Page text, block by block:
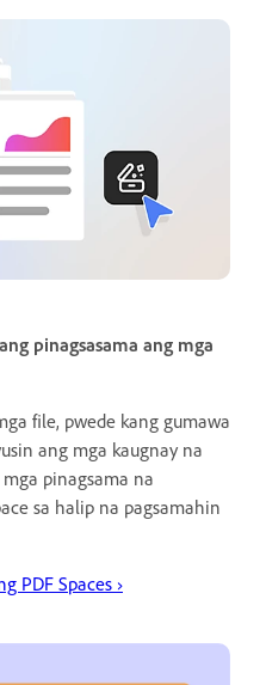
pinagsasama ang mga
file, pwede kang gumawa
ang mga kaugnay na
pinagsama na
sa halip na pagsamahin
PDF Spaces ›